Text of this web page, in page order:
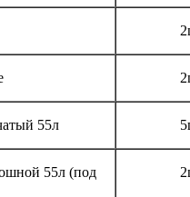
55л
55л (под